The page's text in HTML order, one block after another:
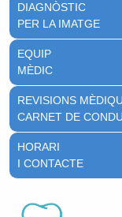
DIAGNÒSTIC
PER LA IMATGE
EQUIP
MÈDIC
REVISIONS
CARNET DE
HORARI
I CONTACTE